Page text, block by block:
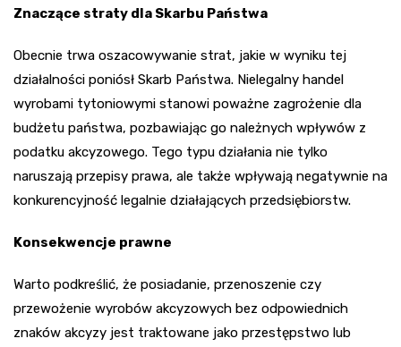
Znaczące straty dla Skarbu Państwa
Obecnie trwa oszacowywanie strat, jakie w wyniku tej
działalności poniósł Skarb Państwa. Nielegalny handel
wyrobami tytoniowymi stanowi poważne zagrożenie dla
budżetu państwa, pozbawiając go należnych wpływów z
podatku akcyzowego. Tego typu działania nie tylko
naruszają przepisy prawa, ale także wpływają negatywnie na
konkurencyjność legalnie działających przedsiębiorstw.
Konsekwencje prawne
Warto podkreślić, że posiadanie, przenoszenie czy
przewożenie wyrobów akcyzowych bez odpowiednich
znaków akcyzy jest traktowane jako przestępstwo lub